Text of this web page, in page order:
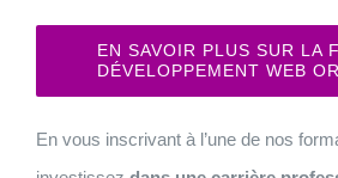
EN SAVOIR PLUS SUR LA
DÉVELOPPEMENT WEB
En vous inscrivant à l’une de nos